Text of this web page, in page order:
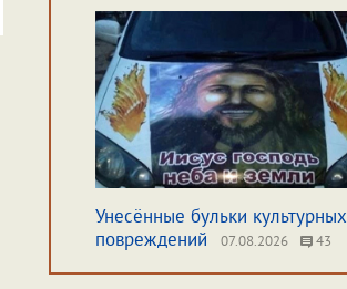
Унесённые бульки культурных
повреждений
07.08.2026 43